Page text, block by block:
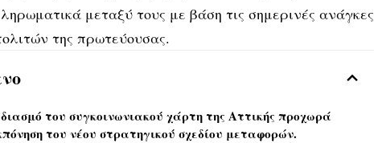
μεταξύ τους με βάση τις σημερινές ανάγκες
της πρωτεύουσας.
του συγκοινωνιακού χάρτη της Αττικής προχωρά
του νέου στρατηγικού σχεδίου μεταφορών.